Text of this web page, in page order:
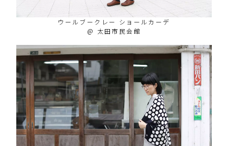
ウールブークレー ショールカーデ
@ 太田市民会館